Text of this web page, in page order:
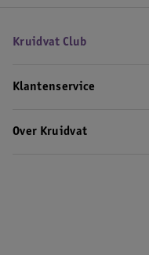
Kruidvat Club
Klantenservice
Over Kruidvat